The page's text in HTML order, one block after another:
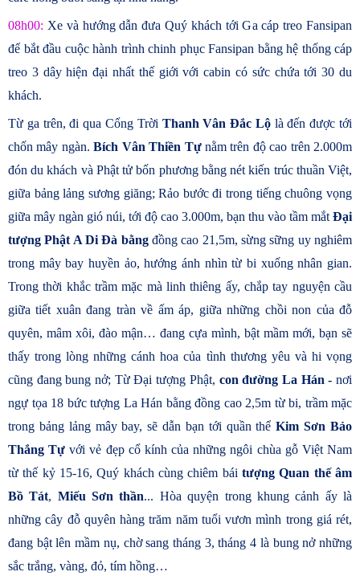
08h00: Xe và hướng dẫn đưa Quý khách tới Ga cáp treo Fansipan
để bắt đầu cuộc hành trình chinh phục Fansipan bằng hệ thống cáp
treo 3 dây hiện đại nhất thế giới với cabin có sức chứa tới 30 du
khách.
Từ ga trên, đi qua Cổng Trời Thanh Vân Đắc Lộlà đến được tới
chốn mây ngàn.Bích Vân Thiền Tựnằm trên độ cao trên 2.000m
đón du khách và Phật tử bốn phương bằng nét kiến trúc thuần Việt,
giữa bảng lảng sương giăng; Rảo bước đi trong tiếng chuông vọng
giữa mây ngàn gió núi, tới độ cao 3.000m, bạn thu vào tầm mắt Đại
tượng Phật A Di Đà bằngđồng cao 21,5m, sừng sững uy nghiêm
trong mây bay huyền ảo, hướng ánh nhìn từ bi xuống nhân gian.
Trong thời khắc trầm mặc mà linh thiêng ấy, chắp tay nguyện cầu
giữa tiết xuân đang tràn về ấm áp, giữa những chồi non của đỗ
quyên, mâm xôi, đào mận… đang cựa mình, bật mầm mới, bạn sẽ
thấy trong lòng những cánh hoa của tình thương yêu và hi vọng
cũng đang bung nở; Từ Đại tượng Phật, con đường La Hán - nơi
ngự tọa 18 bức tượng La Hán bằng đồng cao 2,5m từ bi, trầm mặc
trong bảng lảng mây bay, sẽ dẫn bạn tới quần thểKim Sơn Bảo
Thắng Tự với vẻ đẹp cổ kính của những ngôi chùa gỗ Việt Nam
từ thế kỷ 15-16, Quý khách cùng chiêm bái tượng Quan thế âm
Bồ Tát, Miếu Sơn thần... Hòa quyện trong khung cảnh ấy là
những cây đỗ quyên hàng trăm năm tuổi vươn mình trong giá rét,
đang bật lên mầm nụ, chờ sang tháng 3, tháng 4 là bung nở những
sắc trắng, vàng, đỏ, tím hồng…